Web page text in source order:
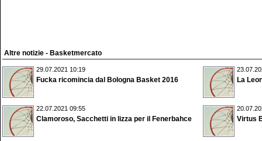
Altre notizie - Basketmercato
29.07.2021 10:19
Fucka ricomincia dal Bologna Basket 2016 La
22.07.2021 09:55
Clamoroso, Sacchetti in lizza per il Fenerbahce Virtus